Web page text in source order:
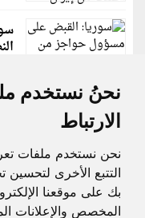
نحنُ نستخدم
الارتباط
نحن نستخدم ملفات
التتبع الأخرى لتحسين
بك على موقعنا
المخصص والإعلانات
جميع الحقوق محفوظة